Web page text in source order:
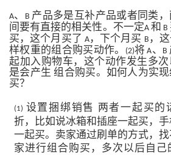
A、 B产品多是互补产品或者同类
间要有直接的相关性。不一定A 和 B
买，这个月买了 A，下个月买 B ，
样权重的组合购买动作。
(2)将A、 B
起加入购物车，这个动作发生多次
是会产生 组合购买。如何人为实
买？
(1) 设置捆绑销售 两者一起买的
折，比如说冰箱和插座一起买，
一起买。卖家通过刷单的方式，
家进行组合购买，多次以后自己